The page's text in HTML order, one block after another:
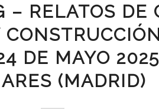
– RELATOS DE
DE MAYO
(MADRID)